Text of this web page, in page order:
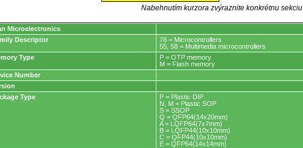
Nabehnutím kurzora zvýraznite konkrétnu sekciu
Microelectronics
Descriptor
78 = Microcontrollers
55, 58 = Multimedia microcontrollers
Type
P = OTP memory
M = Flash memory
Number
Type
P = Plastic DIP
N, M = Plastic SOP
S = SSOP
Q = QFP64(14x20mm)
A = LQFP64(7x7mm)
B = LQFP44(10x10mm)
C = QFP44(10x10mm)
E = QFP64(14x14mm)